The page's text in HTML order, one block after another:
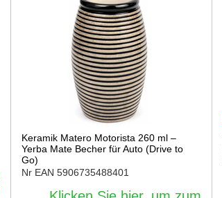
Keramik Matero Motorista 260 ml –
Yerba Mate Becher für Auto (Drive to
Go)
Nr EAN 5906735488401